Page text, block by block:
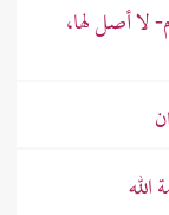
لا أصل لها،